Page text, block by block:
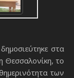
Θεσσαλονίκη, το
των